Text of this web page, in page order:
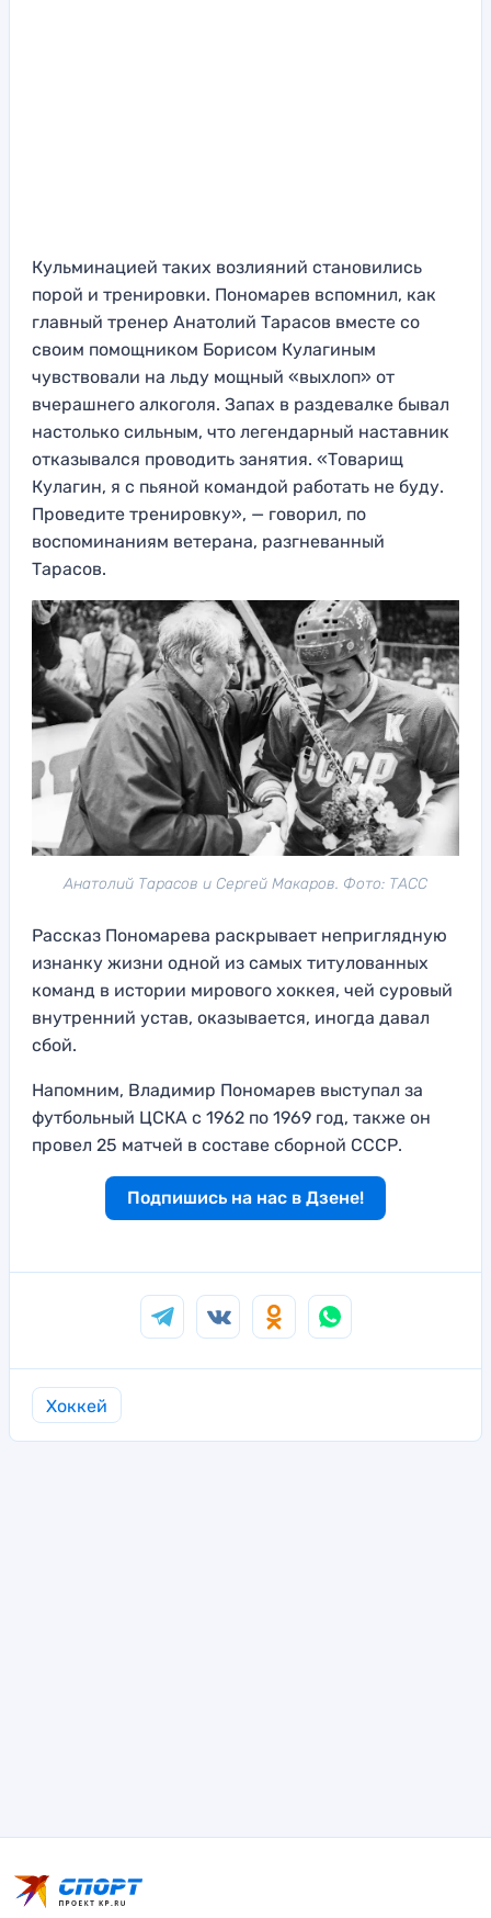
Кульминацией таких возлияний становились
порой и тренировки. Пономарев вспомнил, как
главный тренер Анатолий Тарасов вместе со
своим помощником Борисом Кулагиным
чувствовали на льду мощный «выхлоп» от
вчерашнего алкоголя. Запах в раздевалке бывал
настолько сильным, что легендарный наставник
отказывался проводить занятия. «Товарищ
Кулагин, я с пьяной командой работать не буду.
Проведите тренировку», — говорил, по
воспоминаниям ветерана, разгневанный
Тарасов.
Анатолий Тарасов и Сергей Макаров. Фото: ТАСС
Рассказ Пономарева раскрывает неприглядную
изнанку жизни одной из самых титулованных
команд в истории мирового хоккея, чей суровый
внутренний устав, оказывается, иногда давал
сбой.
Напомним, Владимир Пономарев выступал за
футбольный ЦСКА с 1962 по 1969 год, также он
провел 25 матчей в составе сборной СССР.
Подпишись на нас в Дзене!
Хоккей